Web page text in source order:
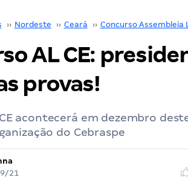
›› Nordeste ›› Ceará ›› Concurso Assembleia
AL CE:
provas!
acontecerá em dezembro
do Cebraspe
21